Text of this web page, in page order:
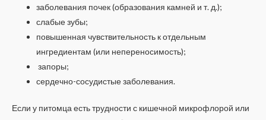
заболевания почек (образования камней и т. д.);
слабые зубы;
повышенная чувствительность к отдельным
ингредиентам (или непереносимость);
запоры;
сердечно-сосудистые заболевания.
Если у питомца есть трудности с кишечной микрофлорой или